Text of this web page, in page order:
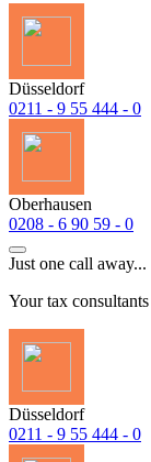
Düsseldorf
0211 - 9 55 444 - 0
Oberhausen
0208 - 6 90 59 - 0
Just one call away...
Your tax
Düsseldorf
0211 - 9 55 444 - 0